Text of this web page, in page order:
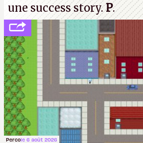
une success story.P.
Percole 6 août 2026